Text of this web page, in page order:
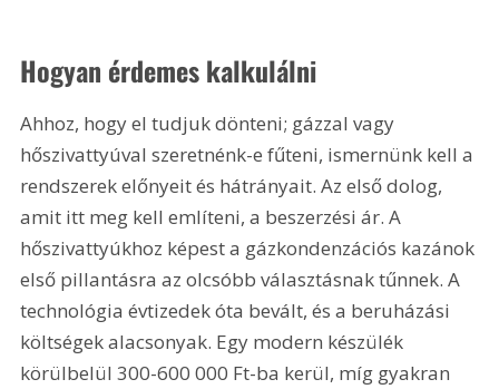
Hogyan érdemes kalkulálni
Ahhoz, hogy el tudjuk dönteni; gázzal vagy
hőszivattyúval szeretnénk-e fűteni, ismernünk kell a
rendszerek előnyeit és hátrányait. Az első dolog,
amit itt meg kell említeni, a beszerzési ár. A
hőszivattyúkhoz képest a gázkondenzációs kazánok
első pillantásra az olcsóbb választásnak tűnnek. A
technológia évtizedek óta bevált, és a beruházási
költségek alacsonyak. Egy modern készülék
körülbelül 300-600 000 Ft-ba kerül, míg gyakran